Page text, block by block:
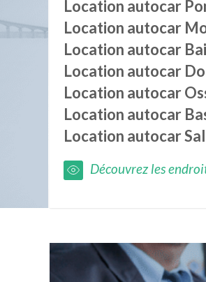
Location autocar
Location autocar
Location autocar
Location autocar
Location autocar
Location autocar
Location autocar
Découvrez les